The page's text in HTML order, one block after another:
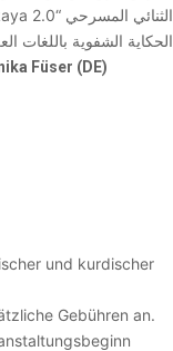
الحكاية الشفوية باللغات
Füser (DE)
und kurdischer
Gebühren an.